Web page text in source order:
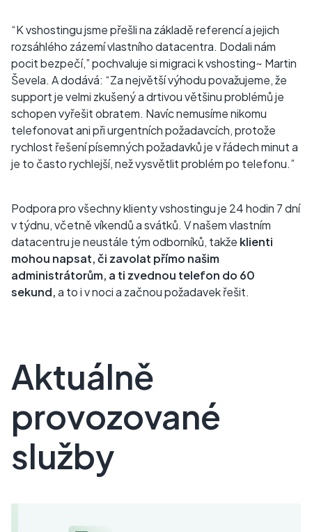
“K vshostingu jsme přešli na základě referencí a jejich
rozsáhlého zázemí vlastního datacentra. Dodali nám
pocit bezpečí,” pochvaluje si migraci k vshosting~ Martin
Ševela. A dodává: “Za největší výhodu považujeme, že
support je velmi zkušený a drtivou většinu problémů je
schopen vyřešit obratem. Navíc nemusíme nikomu
telefonovat ani při urgentních požadavcích, protože
rychlost řešení písemných požadavků je v řádech minut a
je to často rychlejší, než vysvětlit problém po telefonu.”
Podpora pro všechny klienty vshostingu je 24 hodin 7 dní
v týdnu, včetně víkendů a svátků. V našem vlastním
datacentru je neustále tým odborníků, takže klienti
mohou napsat, či zavolat přímo našim
administrátorům, a ti zvednou telefon do 60
sekund,a to i v nocia začnou požadavek řešit.
Aktuálně
provozované
služby